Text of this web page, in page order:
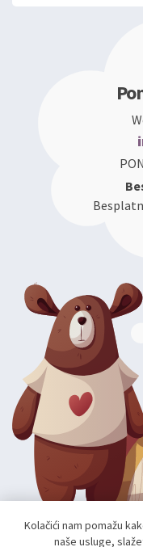
Kolačići nam pomažu
naše usluge,